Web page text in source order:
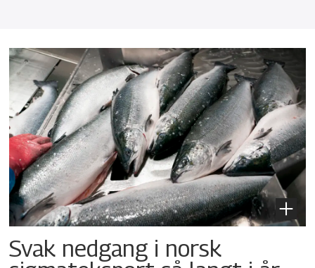
Svak nedgang i norsk